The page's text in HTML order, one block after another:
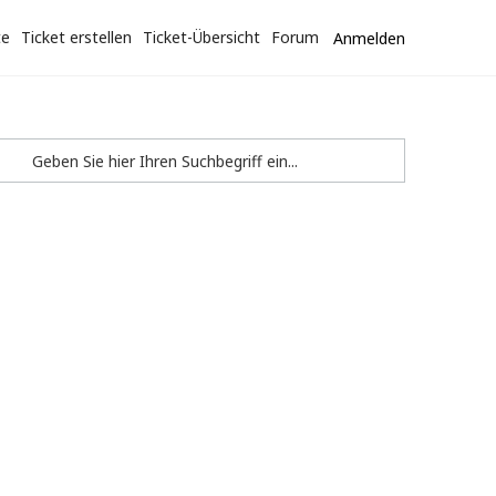
Ticket erstellen Ticket-Übersicht Forum Anmelden